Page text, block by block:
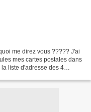
me direz vous ????? J'ai
mes cartes postales dans
liste d'adresse des 4